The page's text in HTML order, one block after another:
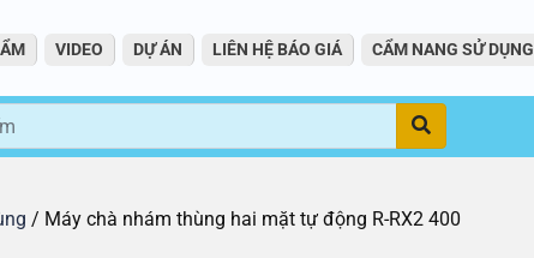
VIDEO DỰ ÁN LIÊN HỆ BÁO GIÁ CẨM NANG SỬ DỤNG
Tìm
/ Máy chà nhám thùng hai mặt tự động R-RX2 400